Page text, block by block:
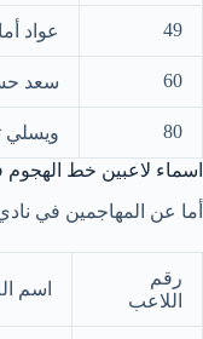
49 عواد
60 سعد
80 ويسلي
اسماء لاعبين خط
أما عن المهاجمين في
رقم
اللاعب
اسم